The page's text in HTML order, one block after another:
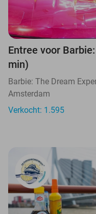
Entree voor
min)
Barbie: The Dream
Amsterdam
Verkocht: 1.595